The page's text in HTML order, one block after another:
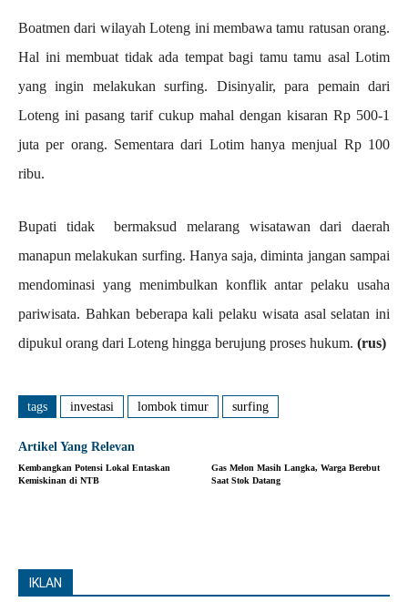
Boatmen dari wilayah Loteng ini membawa tamu ratusan orang.
Hal ini membuat tidak ada tempat bagi tamu tamu asal Lotim
yang ingin melakukan surfing. Disinyalir, para pemain dari
Loteng ini pasang tarif cukup mahal dengan kisaran Rp 500-1
juta per orang. Sementara dari Lotim hanya menjual Rp 100
ribu.
Bupati tidak bermaksud melarang wisatawan dari daerah
manapun melakukan surfing. Hanya saja, diminta jangan sampai
mendominasi yang menimbulkan konflik antar pelaku usaha
pariwisata. Bahkan beberapa kali pelaku wisata asal selatan ini
dipukul orang dari Loteng hingga berujung proses hukum. (rus)
tags investasi lombok timur surfing
Artikel Yang Relevan
Kembangkan Potensi Lokal Entaskan
Kemiskinan di NTB
Gas Melon Masih Langka, Warga Berebut
Saat Stok Datang
IKLAN